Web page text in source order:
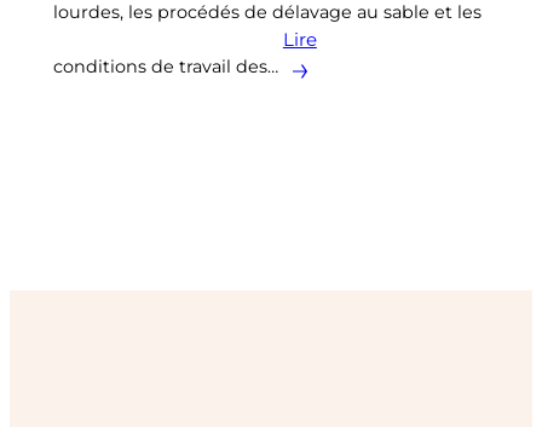
lourdes, les procédés de délavage au sable et les
conditions de travail des…
Lire